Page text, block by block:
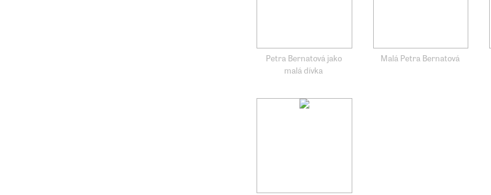
Petra Bernatová jako
malá dívka
Malá Petra Bernatová